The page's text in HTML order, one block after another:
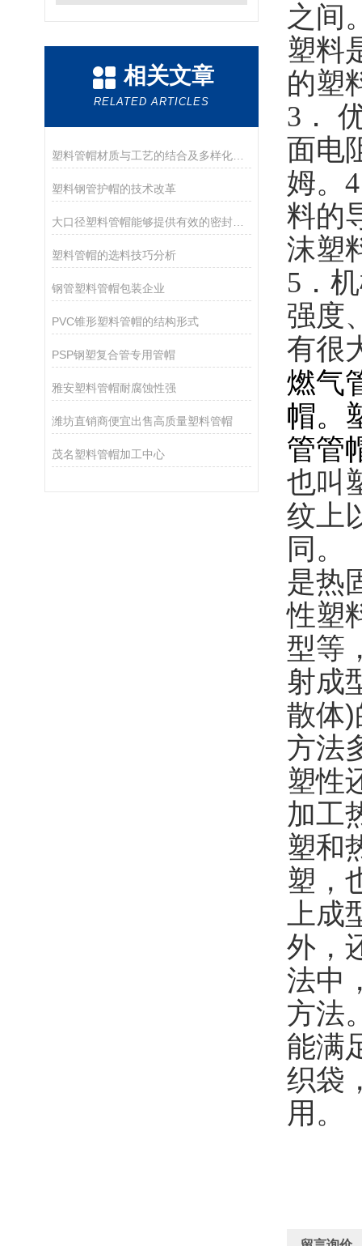
相关文章
RELATED ARTICLES
塑料管帽材质与工艺的结合及多样化的应用
塑料钢管护帽的技术改革
塑料管帽的选料技巧分析
钢管塑料管帽包装企业
PVC锥形塑料管帽的结构形式
PSP钢塑复合管专用管帽
雅安塑料管帽耐腐蚀性强
潍坊直销商便宜出售高质量塑料管帽
茂名塑料管帽加工中心
之间
塑料
的塑
3 ．
面电
姆。 4
料的
沫塑
5 ．
强度
有很
燃气
帽。
管管
也叫
纹上
同。
是热
性塑
型等
射成
散体
方法
塑性
加工
塑和
塑，
上成
外，
法中
方法
能满
织袋
用。